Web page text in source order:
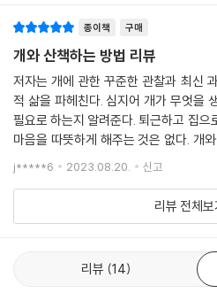
돕는다. 최근 들어 발전에 발전을 거듭하
는 이야기들이 담긴 멋진 보물 상자다.
표시하는 것은 아니다. 풀을 뜯어먹는
를 안는 것은 괜찮다. 그들이 좋아한다
여전히 많지만, 책의 핵심에는 개가 깊
고, 반려자로서 우리가 그들의 삶을 최
노력해야 한다는 목표가 있다. 또한 우
아야 하고, 개를 일반화시켜서 말하지
한다. 또한 개가 우리의 마음을 얻으려
“개들이 우리를 지켜보면서 우리 마음
이 책을 읽고 나면 다시는 개를 예전처럼
- 브라이언 헤어 (『개의 천재성』저자)
이 책은 인간의 가장 충실한 반려자에
다. 여기 담긴 많은 통찰력을 잘 활용하
충성과 사랑을 모두 누릴 수 있다. 여기
러분의 개 가족에게 훨씬 나은 인간이 될
- 칼 사피나 (『소리와 몸짓』 저자)
종이책 구매
개와 산책하는 방법 리뷰
저자는 개에 관한 꾸준한 관찰과 최신
적 삶을 파헤친다. 심지어 개가 무엇을
필요로 하는지 알려준다. 퇴근하고 집으
마음을 따뜻하게 해주는 것은 없다. 개
강하고 보람 있게 만들어줄 책이다.개
는 게 우선일 것
j*****6 2023.08.20. 신고
리뷰 전체보
리뷰 14